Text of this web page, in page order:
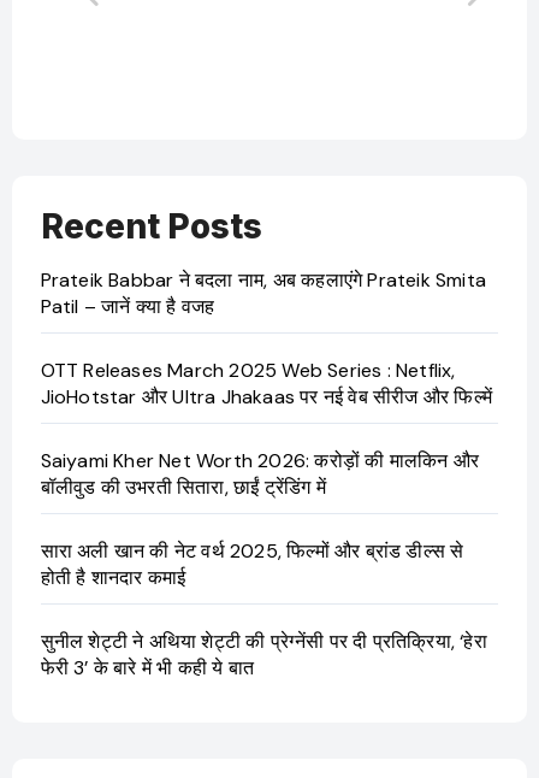
Recent Posts
Prateik Babbar ने बदला नाम, अब कहलाएंगे Prateik Smita
Patil – जानें क्या है वजह
OTT Releases March 2025 Web Series : Netflix,
JioHotstar और Ultra Jhakaas पर नई वेब सीरीज और फिल्में
Saiyami Kher Net Worth 2026: करोड़ों की मालकिन और
बॉलीवुड की उभरती सितारा, छाईं ट्रेंडिंग में
सारा अली खान की नेट वर्थ 2025, फिल्मों और ब्रांड डील्स से
होती है शानदार कमाई
सुनील शेट्टी ने अथिया शेट्टी की प्रेग्नेंसी पर दी प्रतिक्रिया, ‘हेरा
फेरी 3’ के बारे में भी कही ये बात